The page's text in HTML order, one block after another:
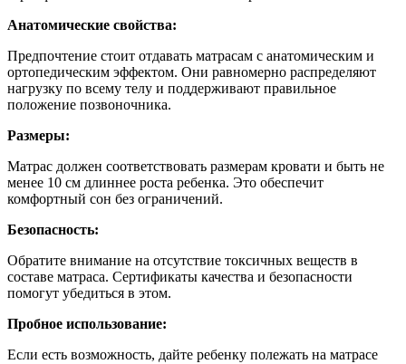
Анатомические свойства:
Предпочтение стоит отдавать матрасам с анатомическим и
ортопедическим эффектом. Они равномерно распределяют
нагрузку по всему телу и поддерживают правильное
положение позвоночника.
Размеры:
Матрас должен соответствовать размерам кровати и быть не
менее 10 см длиннее роста ребенка. Это обеспечит
комфортный сон без ограничений.
Безопасность:
Обратите внимание на отсутствие токсичных веществ в
составе матраса. Сертификаты качества и безопасности
помогут убедиться в этом.
Пробное использование:
Если есть возможность, дайте ребенку полежать на матрасе